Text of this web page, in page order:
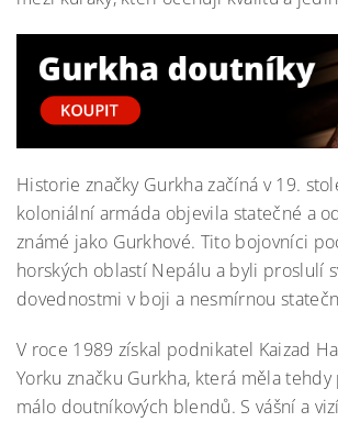
Historie značky Gurkha začíná v 19.
koloniální armáda objevila statečné a
známé jako Gurkhové. Tito bojovníci
horských oblastí Nepálu a byli proslulí
dovednostmi v boji a nesmírnou
V roce 1989 získal podnikatel Kaizad
Yorku značku Gurkha, která měla
málo doutníkových blendů. S vášní a